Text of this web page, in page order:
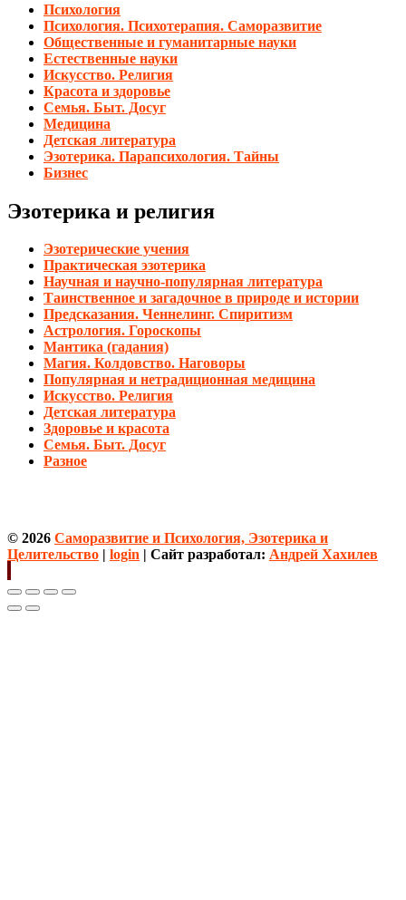
Психология
Психология. Психотерапия. Саморазвитие
Общественные и гуманитарные науки
Естественные науки
Искусство. Религия
Красота и здоровье
Семья. Быт. Досуг
Медицина
Детская литература
Эзотерика. Парапсихология. Тайны
Бизнес
Эзотерика и религия
Эзотерические учения
Практическая эзотерика
Научная и научно-популярная литература
Таинственное и загадочное в природе и истории
Предсказания. Ченнелинг. Спиритизм
Астрология. Гороскопы
Мантика (гадания)
Магия. Колдовство. Наговоры
Популярная и нетрадиционная медицина
Искусство. Религия
Детская литература
Здоровье и красота
Семья. Быт. Досуг
Разное
© 2026 Саморазвитие и Психология, Эзотерика и
Целительство | login | Сайт разработал: Андрей Хахилев